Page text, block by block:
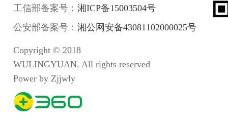
工信部备案号： 湘ICP备15003504号
公安部备案号： 湘公网安备43081102000025号
Copyright © 2018
WULINGYUAN. All rights reserved
Power by Zjjwly